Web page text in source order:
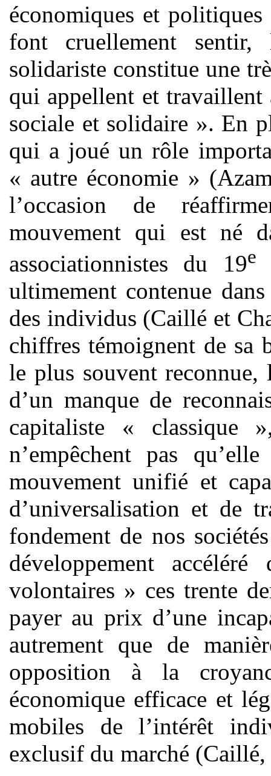
économiques et
font cruellement sentir,
solidariste constitue une
qui appellent et travaillent
sociale et solidaire ». En
qui a joué un rôle
« autre économie »
l’occasion de
mouvement qui est né
associationnistes du 19e
ultimement contenue
des individus (Caillé et
chiffres témoignent de sa
le plus souvent reconnue,
d’un manque de
capitaliste « classique
n’empêchent pas
mouvement unifié et
d’universalisation et de
fondement de nos
développement
volontaires » ces trente
payer au prix d’une
autrement que de
opposition à la
économique efficace et
mobiles de l’intérêt
exclusif du marché